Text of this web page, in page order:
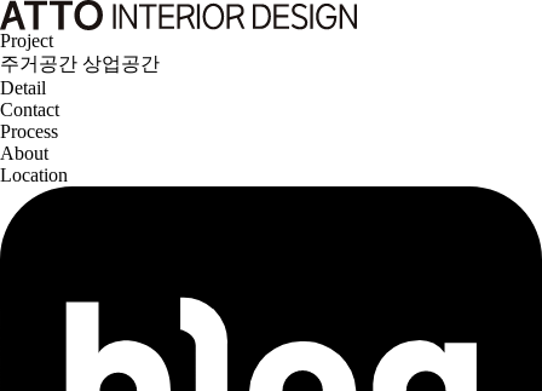
Project
주거공간 상업공간
Detail
Contact
Process
About
Location